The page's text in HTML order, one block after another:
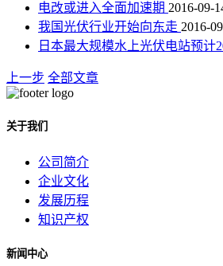
电改或进入全面加速期 2016-09-
我国光伏行业开始向东走 2016-
日本最大规模水上光伏电站预计
上一步 全部文章
关于我们
公司简介
企业文化
发展历程
知识产权
新闻中心